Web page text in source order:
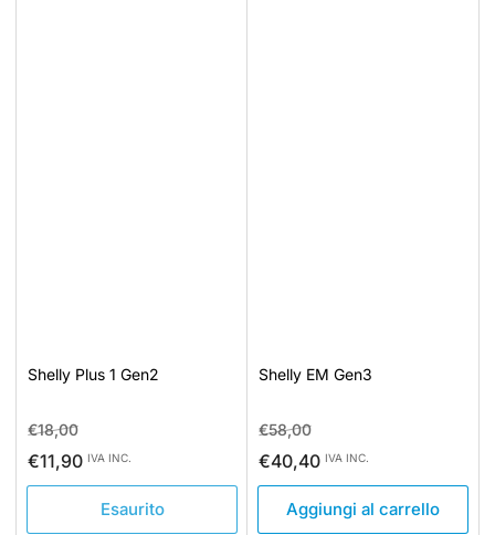
Shelly Plus 1 Gen2
Prezzo
standard
€18,00Prezzo
di
€11,90 IVA INC.
Esaurito
Shelly EM Gen3
Prezzo
standard
€58,00Prezzo
di
€40,40 IVA INC.
Aggiungi al carrello